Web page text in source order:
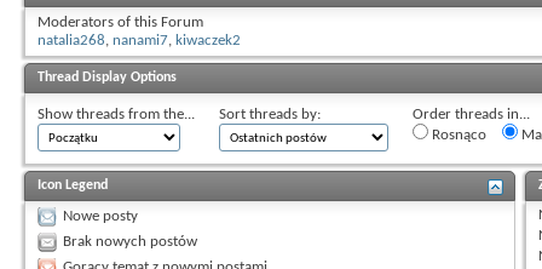
Moderators of this Forum
natalia268, nanami7, kiwaczek2
Thread Display Options
Show threads from the... Sort threads by:
Order threads in...
Rosnąco
Icon Legend
Nowe posty
Brak nowych postów